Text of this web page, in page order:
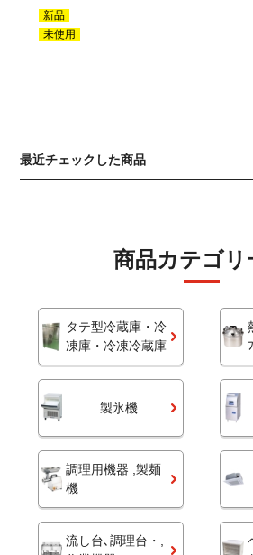
新品
未使用
最近チェックした商品
商品カテゴリ
タテ型冷蔵庫・冷
凍庫・冷凍冷蔵庫
製氷機
調理用機器 ,製麺
機
流し台､調理台・,